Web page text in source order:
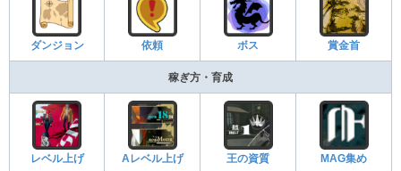
ダンジョン 依頼 ボス 賞金首
稼ぎ方・育成
レベル上げ Aレベル上げ 王の資質 MAG集め